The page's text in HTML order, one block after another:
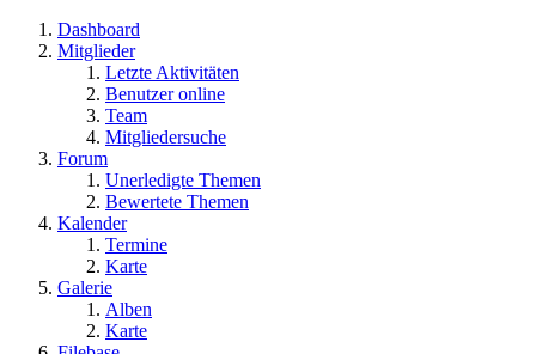
Dashboard
Mitglieder
Letzte Aktivitäten
Benutzer online
Team
Mitgliedersuche
Forum
Unerledigte Themen
Bewertete Themen
Kalender
Termine
Karte
Galerie
Alben
Karte